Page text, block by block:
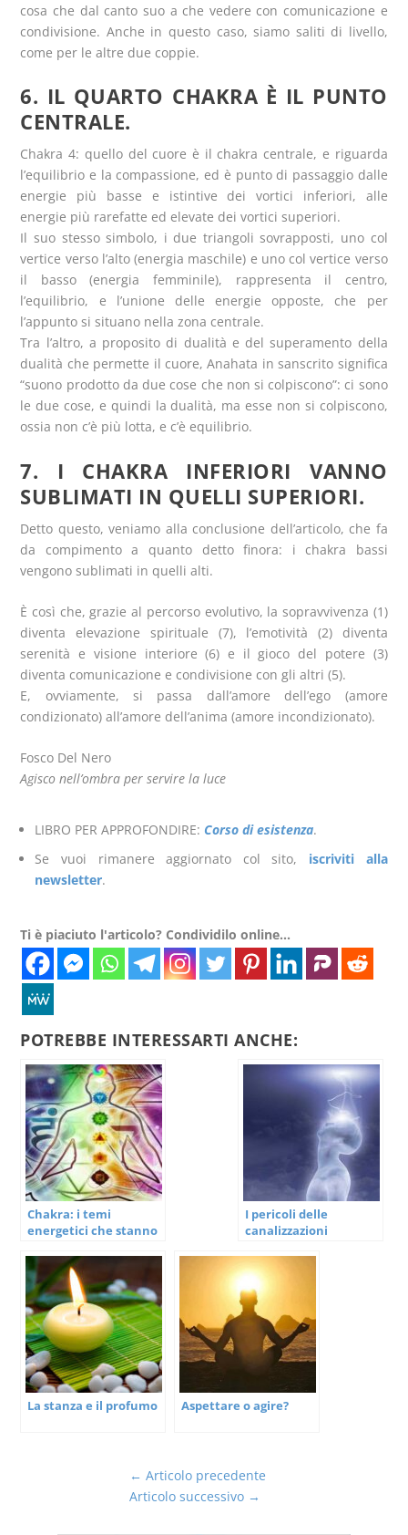
cosa che dal canto suo a che vedere con comunicazione e
condivisione. Anche in questo caso, siamo saliti di livello,
come per le altre due coppie.
6. IL QUARTO CHAKRA È IL PUNTO
CENTRALE.
Chakra 4: quello del cuore è il chakra centrale, e riguarda
l’equilibrio e la compassione, ed è punto di passaggio dalle
energie più basse e istintive dei vortici inferiori, alle
energie più rarefatte ed elevate dei vortici superiori.
Il suo stesso simbolo, i due triangoli sovrapposti, uno col
vertice verso l’alto (energia maschile) e uno col vertice verso
il basso (energia femminile), rappresenta il centro,
l’equilibrio, e l’unione delle energie opposte, che per
l’appunto si situano nella zona centrale.
Tra l’altro, a proposito di dualità e del superamento della
dualità che permette il cuore, Anahata in sanscrito significa
“suono prodotto da due cose che non si colpiscono”: ci sono
le due cose, e quindi la dualità, ma esse non si colpiscono,
ossia non c’è più lotta, e c’è equilibrio.
7. I CHAKRA INFERIORI VANNO
SUBLIMATI IN QUELLI SUPERIORI.
Detto questo, veniamo alla conclusione dell’articolo, che fa
da compimento a quanto detto finora: i chakra bassi
vengono sublimati in quelli alti.
È così che, grazie al percorso evolutivo, la sopravvivenza (1)
diventa elevazione spirituale (7), l’emotività (2) diventa
serenità e visione interiore (6) e il gioco del potere (3)
diventa comunicazione e condivisione con gli altri (5).
E, ovviamente, si passa dall’amore dell’ego (amore
condizionato) all’amore dell’anima (amore incondizionato).
Fosco Del Nero
Agisco nell’ombra per servire la luce
LIBRO PER APPROFONDIRE: Corso di esistenza.
Se vuoi rimanere aggiornato col sito, iscriviti alla
newsletter.
Ti è piaciuto l'articolo? Condividilo online...
POTREBBE INTERESSARTI ANCHE:
Chakra: i temi
energetici che stanno
I pericoli delle
canalizzazioni
La stanza e il profumo Aspettare o agire?
←Articolo precedente
Articolo successivo →